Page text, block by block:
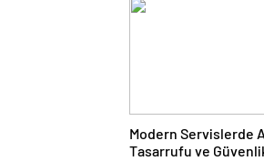
Modern Servislerde
Tasarrufu ve